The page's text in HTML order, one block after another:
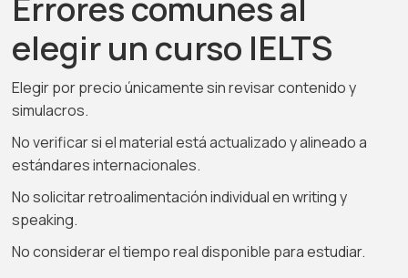
elegir un curso IELTS
Elegir por precio únicamente sin revisar contenido y
simulacros.
No verificar si el material está actualizado y alineado a
estándares internacionales.
No solicitar retroalimentación individual en writing y
speaking.
No considerar el tiempo real disponible para estudiar.